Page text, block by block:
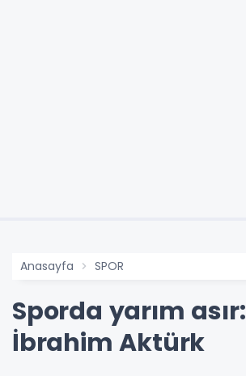
Anasayfa SPOR
Sporda yarım asır:
İbrahim Aktürk